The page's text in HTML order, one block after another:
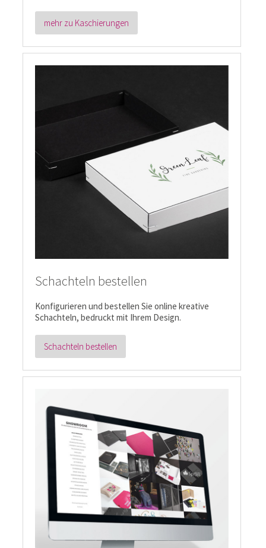
mehr zu Kaschierungen
Schachteln bestellen
Konfigurieren und bestellen Sie online kreative
Schachteln, bedruckt mit Ihrem Design.
Schachteln bestellen